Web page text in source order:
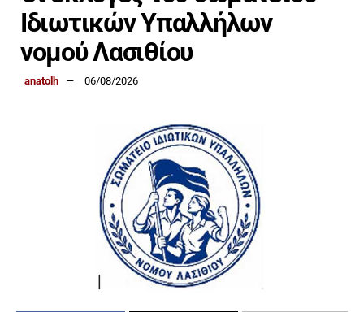
Ιδιωτικών Υπαλλήλων
νομού Λασιθίου
anatolh 06/08/2026